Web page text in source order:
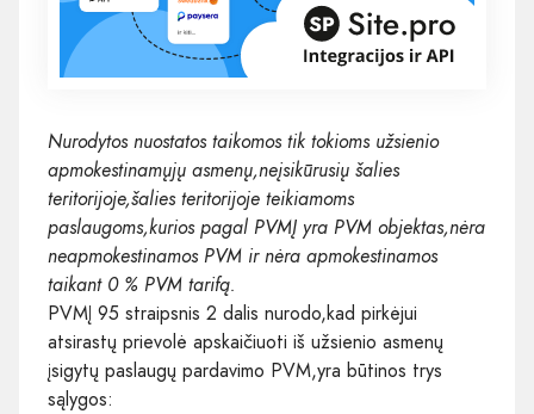
Nurodytos nuostatos taikomos tik tokioms užsienio
apmokestinamųjų asmenų,neįsikūrusių šalies
teritorijoje,šalies teritorijoje teikiamoms
paslaugoms,kurios pagal PVMĮ yra PVM objektas,nėra
neapmokestinamos PVM ir nėra apmokestinamos
taikant 0 % PVM tarifą.
PVMĮ 95 straipsnis 2 dalis nurodo,kad pirkėjui
atsirastų prievolė apskaičiuoti iš užsienio asmenų
įsigytų paslaugų pardavimo PVM,yra būtinos trys
sąlygos: